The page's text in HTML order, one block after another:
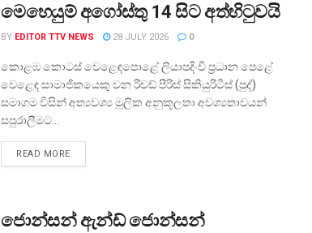
මෙහෙයුම් අගෝස්තු 14 සිට අත්හිටුවයි
BY EDITOR TTV NEWS 28 JULY 2026 0
කොළඹ කොටස් වෙළෙඳපොළේ ලියාපදිංචි ප්‍රධාන පෙළේ
වෙළෙඳ සාමාජිකයෙකු වන රිචඩ් පීරිස් සිකියුරිටීස් (පුද්)
සමාගම විසින් අත්‍යවශ්‍ය මූලික අනුකූලතා අවශ්‍යතාවයන්
සපුරාලීමට...
READ MORE
ජොන්සන් ඇන්ඩ් ජොන්සන්